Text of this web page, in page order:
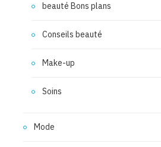
beauté Bons plans
Conseils beauté
Make-up
Soins
Mode